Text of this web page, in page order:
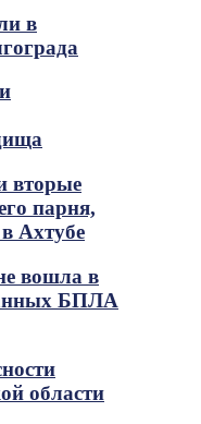
в
вторые
парня,
Ахтубе
вошла в
БПЛА
области